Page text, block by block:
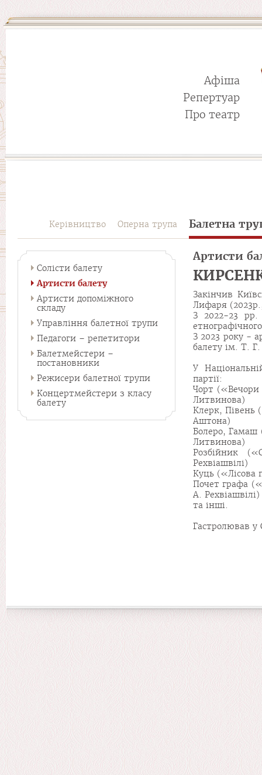
Афіша
Репертуар
Про театр
Керівництво Оперна трупа Балетна
Солісти балету
Артисти балету
Артисти допоміжного
складу
Управління балетної трупи
Педагоги – репетитори
Балетмейстери –
постановники
Режисери балетної трупи
Концертмейстери з класу
балету
Артисти
Закінчив
Лифаря
З 2022-23 рр.
З 2023 року -
балету ім. Т.
У
партії:
Чорт («Вечори
Литвинова)
Клерк, Півень
Аштона)
Болеро, Гамаш
Литвинова)
Розбійник
Рехвіашвілі)
Куць («Лісова
Почет графа
А. Рехвіашвілі)
та інші.
Гастролював у